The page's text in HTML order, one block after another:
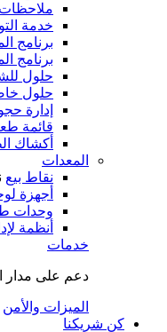
ملاحظات
خدمة
برنامج
برنامج
حلول
حلول
إدارة
قائمة
أكشاك
المعدات
نقاط بيع
أجهزة
وحدات
أنظمة
خدمات
دعم على مدار
الميزات والأمن
كن شريكنا